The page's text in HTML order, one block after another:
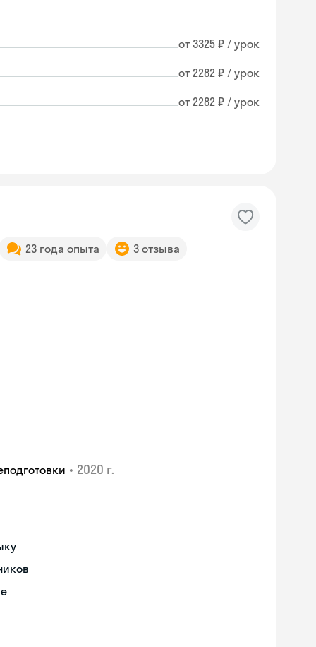
от 3325 ₽ / урок
от 2282 ₽ / урок
от 2282 ₽ / урок
23 года опыта 3 отзыва
• 2020 г.